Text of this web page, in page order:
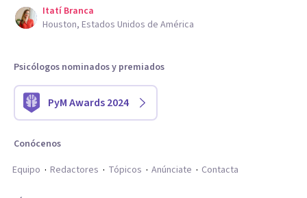
Itatí Branca
Houston, Estados Unidos de América
Psicólogos nominados y premiados
PyM Awards 2024
Conócenos
Equipo
Redactores Tópicos Anúnciate Contacta